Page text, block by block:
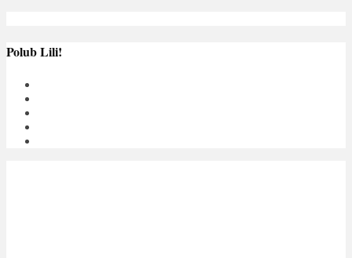
Polub Lili!